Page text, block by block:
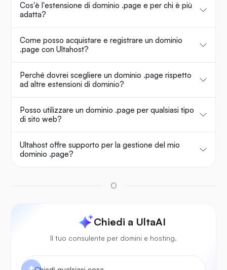
Cos'è l'estensione di dominio .page e per chi è più
adatta?
Come posso acquistare e registrare un dominio
.page con Ultahost?
Perché dovrei scegliere un dominio .page rispetto
ad altre estensioni di dominio?
Posso utilizzare un dominio .page per qualsiasi tipo
di sito web?
Ultahost offre supporto per la gestione del mio
dominio .page?
O
Chiedi a UltaAI
Il tuo consulente per domini e hosting.